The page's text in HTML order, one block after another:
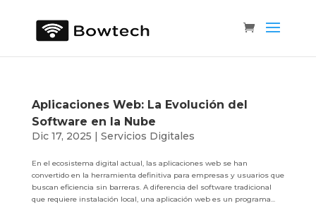
Aplicaciones Web: La Evolución del
Software en la Nube
Dic 17, 2025 | Servicios Digitales
En el ecosistema digital actual, las aplicaciones web se han
convertido en la herramienta definitiva para empresas y usuarios que
buscan eficiencia sin barreras. A diferencia del software tradicional
que requiere instalación local, una aplicación web es un programa...